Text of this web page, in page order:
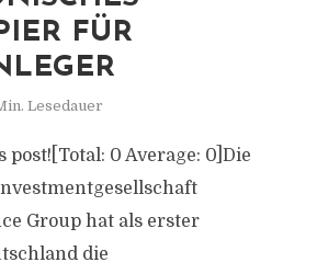
FÜR
Lesedauer
post![Total: 0 Average: 0]Die
Group hat als erster
die